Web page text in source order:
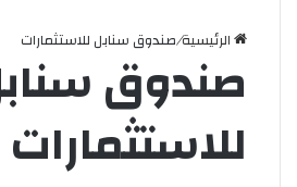
الرئيسية/صندوق سنابل للاستثمارات
صندوق
للاستثمارات